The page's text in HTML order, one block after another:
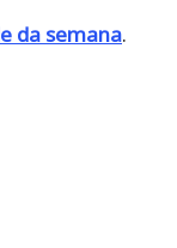
da semana.